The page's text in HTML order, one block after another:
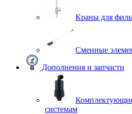
Краны для
Сменные
Дополнения и запчасти
системам